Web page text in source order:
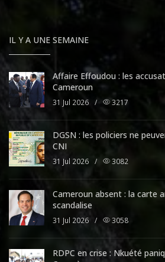
IL Y A UNE SEMAINE
Affaire Effoudou : les
Cameroun
31 Jul 2026 / 3217
DGSN : les policiers ne
CNI
31 Jul 2026 / 3082
Cameroun absent : la carte
scandalise
31 Jul 2026 / 3058
RDPC en crise : Nkuété